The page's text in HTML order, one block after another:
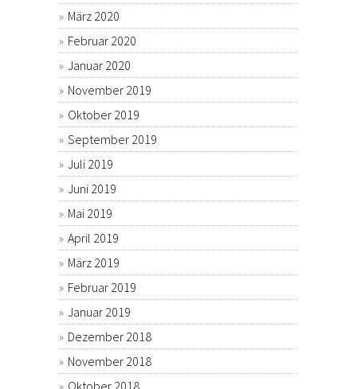
März 2020
Februar 2020
Januar 2020
November 2019
Oktober 2019
September 2019
Juli 2019
Juni 2019
Mai 2019
April 2019
März 2019
Februar 2019
Januar 2019
Dezember 2018
November 2018
Oktober 2018